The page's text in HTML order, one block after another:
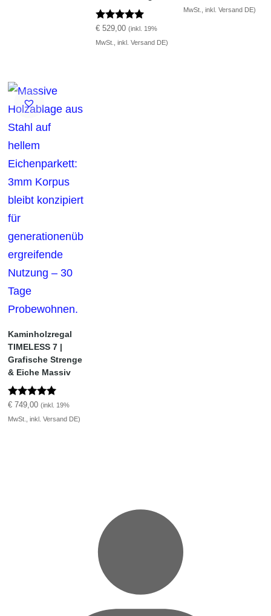
Bewertet mit
von 5
€ 529,00 (inkl. 19%
MwSt., inkl. Versand DE)
MwSt., inkl. Versand DE)
Kaminholzregal
TIMELESS 7 |
Grafische Strenge
& Eiche Massiv
Bewertet mit
von 5
€ 749,00 (inkl. 19%
MwSt., inkl. Versand DE)